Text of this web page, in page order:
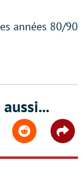
années 80/90
Reddit